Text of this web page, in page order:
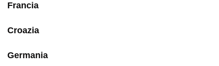
Francia
Croazia
Germania